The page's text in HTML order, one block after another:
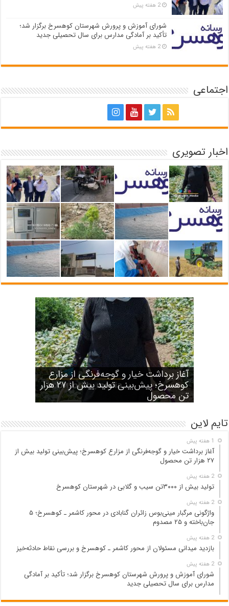
2 هفته پیش
شورای آموزش و پرورش شهرستان کوهسرخ برگزار شد؛
تأکید بر آمادگی مدارس برای سال تحصیلی جدید
2 هفته پیش
اجتماعی
اخبار تصویری
آغاز برداشت خیار و گوجه‌فرنگی از مزارع
کوهسرخ؛ پیش‌بینی تولید بیش از ۲۷ هزار
تن محصول
تولید بیش از ۳۰۰۰تن سیب و گلابی در
شهرستان کوهسرخ
واژگونی مرگبار مینی‌بوس زائران گنابادی
در محور کاشمر ـ کوهسرخ؛ ۵ جان‌باخته و
۲۵ مصدوم
بازدید میدانی مسئولان از محور کاشمر ـ
کوهسرخ و بررسی نقاط حادثه‌خیز
شورای آموزش و پرورش شهرستان
کوهسرخ برگزار شد؛ تأکید بر آمادگی
مدارس برای سال تحصیلی جدید
تایم لاین
1 هفته پیش
آغاز برداشت خیار و گوجه‌فرنگی از مزارع کوهسرخ؛ پیش‌بینی تولید بیش از
۲۷ هزار تن محصول
2 هفته پیش
تولید بیش از ۳۰۰۰تن سیب و گلابی در شهرستان کوهسرخ
2 هفته پیش
واژگونی مرگبار مینی‌بوس زائران گنابادی در محور کاشمر ـ کوهسرخ؛ ۵
جان‌باخته و ۲۵ مصدوم
2 هفته پیش
بازدید میدانی مسئولان از محور کاشمر ـ کوهسرخ و بررسی نقاط حادثه‌خیز
2 هفته پیش
شورای آموزش و پرورش شهرستان کوهسرخ برگزار شد؛ تأکید بر آمادگی
مدارس برای سال تحصیلی جدید